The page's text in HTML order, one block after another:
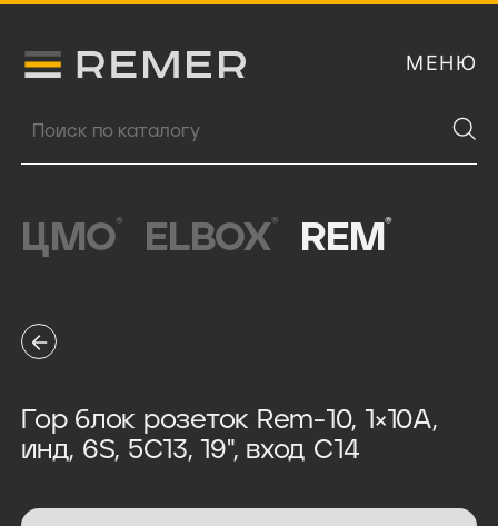
Логитип компании Remer МЕНЮ
Поиск продукции
ЦМО® ELBOX® REM ®
Гор блок розеток Rem-10, 1×10A,
инд, 6S, 5C13, 19", вход C14